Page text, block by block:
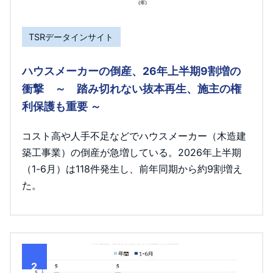
TSRデータインサイト
ハウスメーカーの倒産、26年上半期9割増の
衝撃 ～ 踏み切れない抜本再生、施主の権
利保護も重要 ～
コスト高や人手不足などでハウスメーカー（木造建
築工事業）の倒産が急増している。2026年上半期
（1-6月）は118件発生し、前年同期から約9割増え
た。
2